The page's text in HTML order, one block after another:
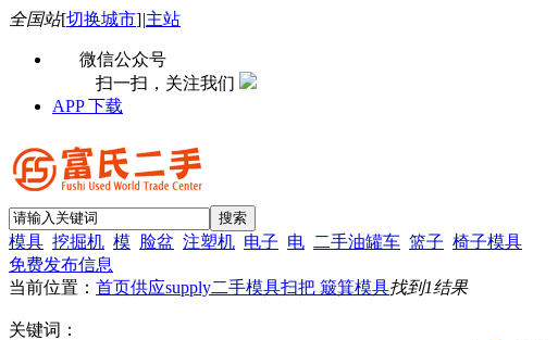
全国站[切换城市]|主站
微信公众号
扫一扫，关注我们
APP 下载
模具 挖掘机 模 脸盆 注塑机 电子 电 二手油罐车 篮子 椅子模具
免费发布信息
当前位置： 首页供应supply二手模具扫把 簸箕模具找到1结果
关键词：